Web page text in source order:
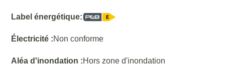
Label énergétique:
Électricité :Non conforme
Aléa d'inondation :Hors zone d'inondation